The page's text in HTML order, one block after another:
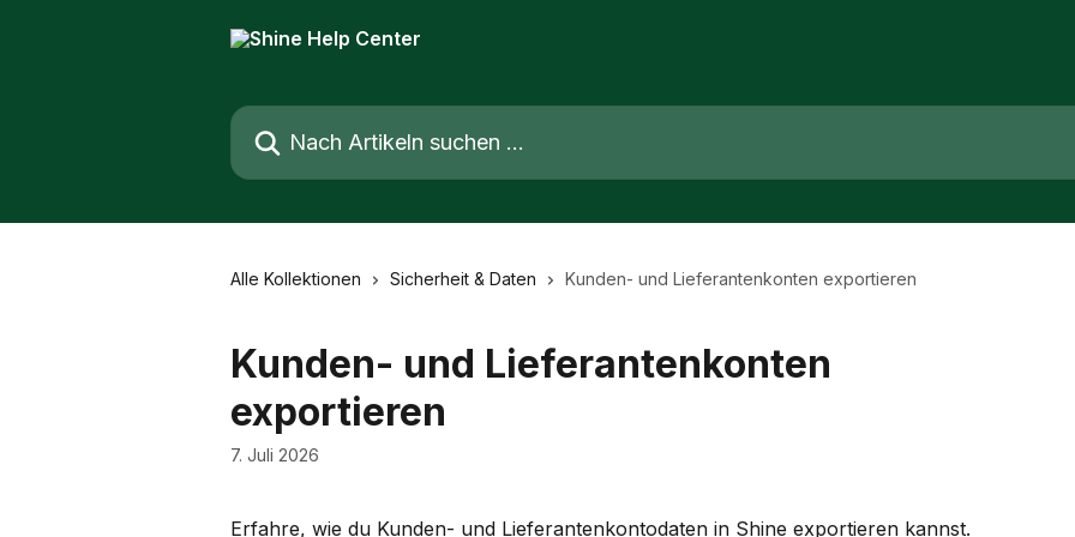
Nach Artikeln suchen …
Alle Kollektionen Sicherheit & Daten Kunden- und Lieferantenkonten exportieren
Kunden- und Lieferantenkonten
exportieren
7. Juli 2026
Erfahre, wie du Kunden- und Lieferantenkontodaten in Shine exportieren kannst.